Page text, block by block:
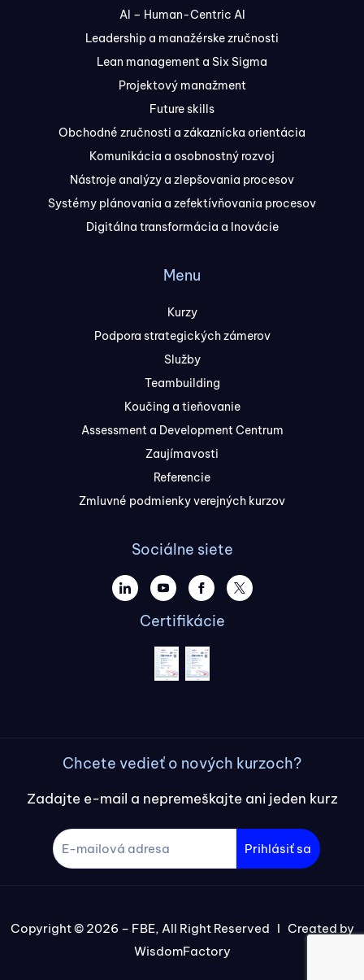
AI – Human-Centric AI
Leadership a manažérske zručnosti
Lean management a Six Sigma
Projektový manažment
Future skills
Obchodné zručnosti a zákaznícka orientácia
Komunikácia a osobnostný rozvoj
Nástroje analýzy a zlepšovania procesov
Systémy plánovania a zefektívňovania procesov
Digitálna transformácia a Inovácie
Menu
Kurzy
Podpora strategických zámerov
Služby
Teambuilding
Koučing a tieňovanie
Assessment a Development Centrum
Zaujímavosti
Referencie
Zmluvné podmienky verejných kurzov
Sociálne siete
Certifikácie
Chcete vedieť o nových kurzoch?
Zadajte e-mail a nepremeškajte ani jeden kurz
Prihlásiť sa
Copyright © 2026 – FBE, All Right Reserved I Created by
WisdomFactory